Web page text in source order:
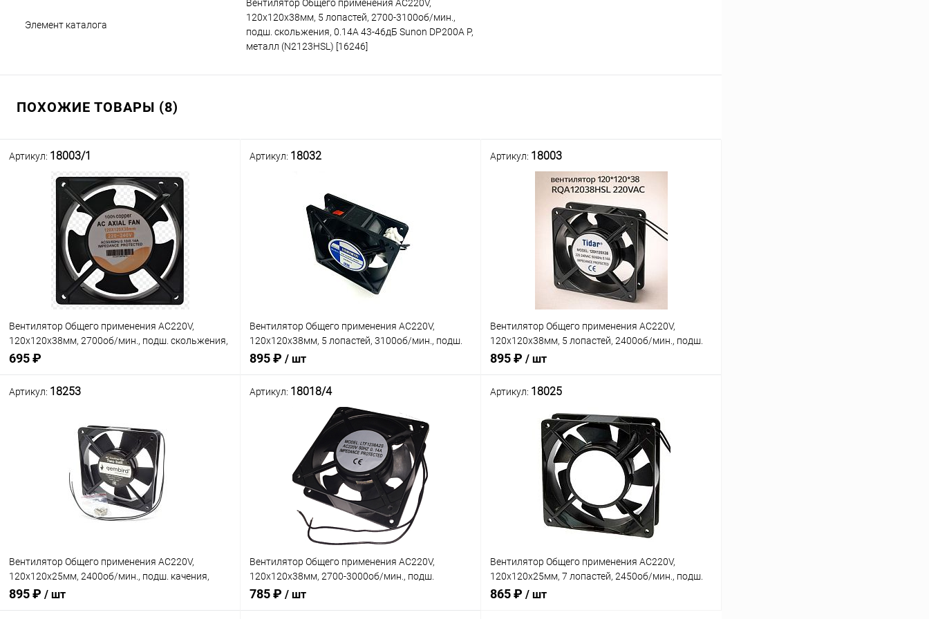
Элемент каталога
Вентилятор Общего применения AC220V,
120x120x38мм, 5 лопастей, 2700-3100об/мин.,
подш. скольжения, 0.14A 43-46дБ Sunon DP200A P,
металл (N2123HSL) [16246]
ПОХОЖИЕ ТОВАРЫ (8)
Артикул: 18003/1
Вентилятор Общего применения AC220V,
120x120x38мм, 2700об/мин., подш. скольжения,
2pin, 0.14A 17.6W EAC LTF1238A2S
695 ₽
В наличии: 19шт.
Артикул: 18032
Вентилятор Общего применения AC220V,
120x120x38мм, 5 лопастей, 3100об/мин., подш.
скольжения, 0.14A 26W 42дБ RQA12038HST,
895 ₽ / шт
В корзину
Сравнение
В избранное
В наличии: 2шт.
Артикул: 18003
Вентилятор Общего применения AC220V,
120x120x38мм, 5 лопастей, 2400об/мин., подш.
скольжения, 2pin, 0.14A 22/21W 42дБ
895 ₽ / шт
В корзину
Сравнение
В избранное
В наличии: 2шт.
Артикул: 18253
Вентилятор Общего применения AC220V,
120x120x25мм, 2400об/мин., подш. качения,
2pin, 0.1A 22W 37.5дБ Gembird AC12025B22H,
895 ₽ / шт
Артикул: 18018/4
Вентилятор Общего применения AC220V,
120x120x38мм, 2700-3000об/мин., подш.
скольжения, 2pin, 0.14A 24W FM12038A2HSL
785 ₽ / шт
Артикул: 18025
Вентилятор Общего применения AC220V,
120x120x25мм, 7 лопастей, 2450об/мин., подш.
скольжения, 2pin, 0.1A 12W 32дБ RUICHI
865 ₽ / шт